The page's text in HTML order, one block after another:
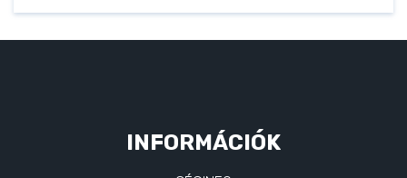
INFORMÁCIÓK